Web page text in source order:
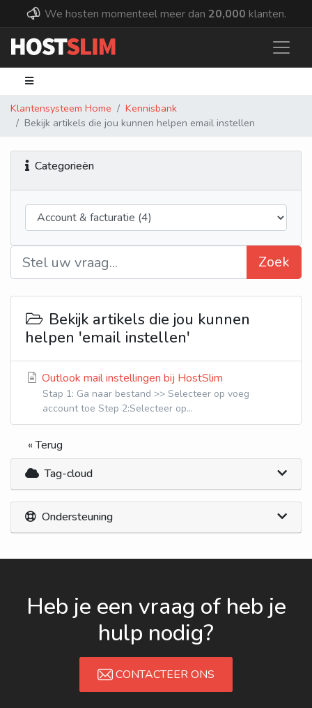
We hosten momenteel meer dan 20,000 klanten.
Klantensysteem Home
Kennisbank
Bekijk artikels die jou kunnen helpen email instellen
Categorieën
Zoek
Bekijk artikels die jou kunnen
helpen 'email instellen'
Outlook mail instellingen bij HostSlim
Stap 1: Ga naar bestand >> Selecteer op voeg
account toe Step 2:Selecteer op...
« Terug
Tag-cloud
Ondersteuning
Heb je een vraag of heb je
hulp nodig?
CONTACTEER ONS